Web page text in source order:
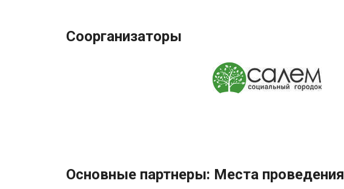
Соорганизаторы
Основные партнеры: Места проведения